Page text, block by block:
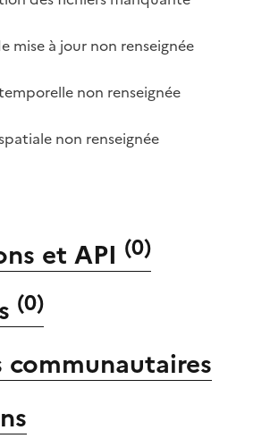
mise à jour non renseignée
non renseignée
non renseignée
et API (0)
(0)
communautaires